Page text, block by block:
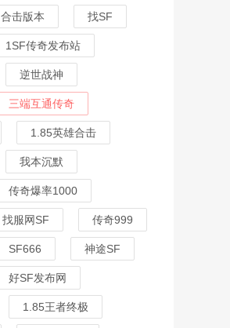
合击版本 找SF
1SF传奇发布站
逆世战神
三端互通传奇
1.85英雄合击
我本沉默
传奇爆率1000
找服网SF 传奇999
SF666 神途SF
好SF发布网
1.85王者终极